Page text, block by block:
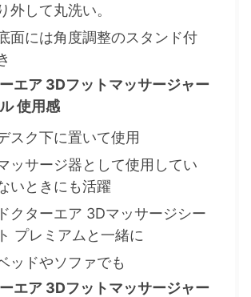
り外して丸洗い。
面には角度調整のスタンド付
エア 3Dフットマッサージャー
使用感
スク下に置いて使用
ッサージ器として使用してい
いときにも活躍
ドクターエア 3Dマッサージシー
ト プレミアムと一緒に
ッドやソファでも
エア 3Dフットマッサージャー